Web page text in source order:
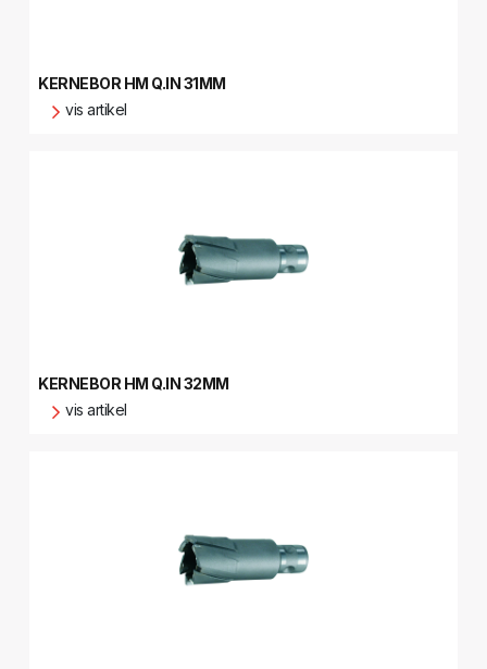
KERNEBOR HM Q.IN 31MM
vis artikel
KERNEBOR HM Q.IN 32MM
vis artikel